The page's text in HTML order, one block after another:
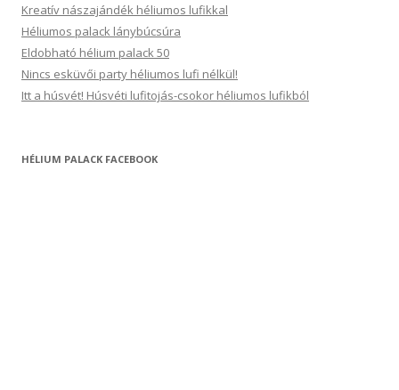
Kreatív nászajándék héliumos lufikkal
Héliumos palack lánybúcsúra
Eldobható hélium palack 50
Nincs esküvői party héliumos lufi nélkül!
Itt a húsvét! Húsvéti lufitojás-csokor héliumos lufikból
HÉLIUM PALACK FACEBOOK